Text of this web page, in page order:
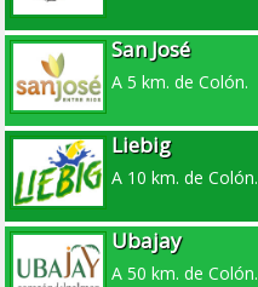
San José
A 5 km. de Colón.
Liebig
A 10 km. de Colón.
Ubajay
A 50 km. de Colón.